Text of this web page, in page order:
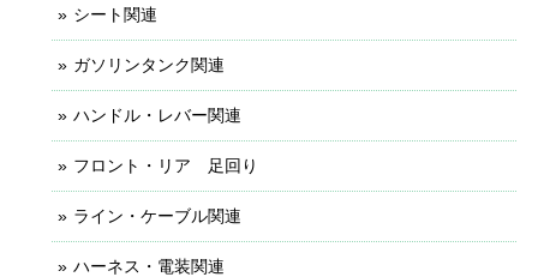
シート関連
ガソリンタンク関連
ハンドル・レバー関連
フロント・リア 足回り
ライン・ケーブル関連
ハーネス・電装関連